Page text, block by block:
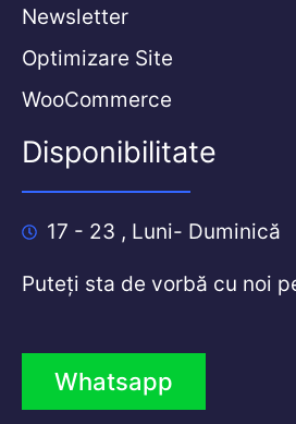
Newsletter
Optimizare Site
WooCommerce
Disponibilitate
17 - 23 , Luni- Duminică
Puteți sta de vorbă cu noi
Whatsapp